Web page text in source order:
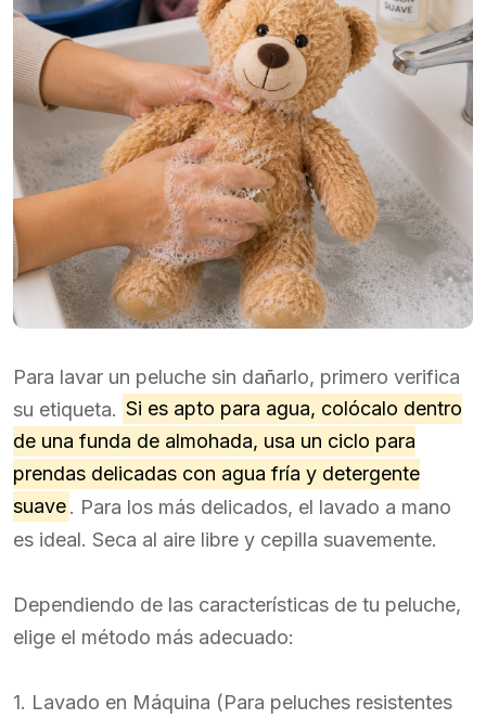
Para lavar un peluche sin dañarlo, primero verifica
su etiqueta. Si es apto para agua, colócalo dentro
de una funda de almohada, usa un ciclo para
prendas delicadas con agua fría y detergente
suave. Para los más delicados, el lavado a mano
es ideal. Seca al aire libre y cepilla suavemente.
Dependiendo de las características de tu peluche,
elige el método más adecuado:
1. Lavado en Máquina (Para peluches resistentes